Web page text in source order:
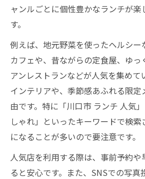
ャンルごとに個性豊かなランチが楽
す。
例えば、地元野菜を使ったヘルシー
カフェや、昔ながらの定食屋、ゆっ
アンレストランなどが人気を集めて
インテリアや、季節感あふれる限
由です。特に「川口市 ランチ 人気
しゃれ」といったキーワードで検
になることが多いので要注意です。
人気店を利用する際は、事前予約
ると安心です。また、SNSでの写真